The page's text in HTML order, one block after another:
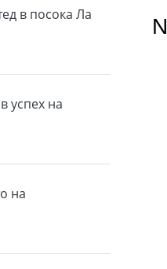
в посока Ла
успех на
на